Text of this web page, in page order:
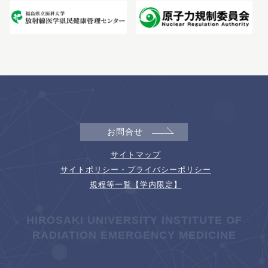
お問合せ
サイトマップ
サイトポリシー・プライバシーポリシー
規程等一覧【学内限定】
HIROSAKI UNIVERSITY INSTITUTE OF
RADIATION EMERGENCY MEDICINE